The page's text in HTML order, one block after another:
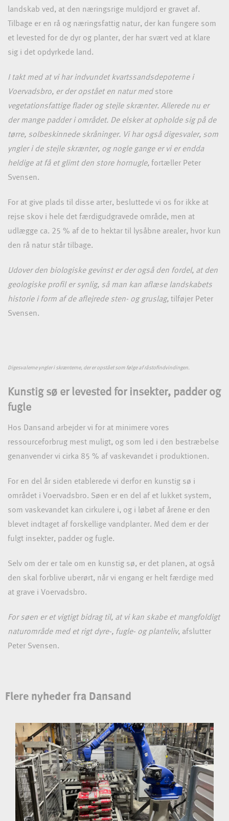
landskab ved, at den næringsrige muldjord er gravet af.
Tilbage er en rå og næringsfattig natur, der kan fungere som
et levested for de dyr og planter, der har svært ved at klare
sig i det opdyrkede land.
I takt med at vi har indvundet kvartssandsdepoterne i
Voervadsbro, er der opstået en natur med store
vegetationsfattige flader og stejle skrænter. Allerede nu er
der mange padder i området. De elsker at opholde sig på de
tørre, solbeskinnede skråninger. Vi har også digesvaler, som
yngler i de stejle skrænter, og nogle gange er vi er endda
heldige at få et glimt den store hornugle, fortæller Peter
Svensen.
For at give plads til disse arter, besluttede vi os for ikke at
rejse skov i hele det færdigudgravede område, men at
udlægge ca. 25 % af de to hektar til lysåbne arealer, hvor kun
den rå natur står tilbage.
Udover den biologiske gevinst er der også den fordel, at den
geologiske profil er synlig, så man kan aflæse landskabets
historie i form af de aflejrede sten- og gruslag, tilføjer Peter
Svensen.
Digesvalerne yngler i skrænterne, der er opstået som følge af råstofindvindingen.
Kunstig sø er levested for insekter, padder og
fugle
Hos Dansand arbejder vi for at minimere vores
ressourceforbrug mest muligt, og som led i den bestræbelse
genanvender vi cirka 85 % af vaskevandet i produktionen.
For en del år siden etablerede vi derfor en kunstig sø i
området i Voervadsbro. Søen er en del af et lukket system,
som vaskevandet kan cirkulere i, og i løbet af årene er den
blevet indtaget af forskellige vandplanter. Med dem er der
fulgt insekter, padder og fugle.
Selv om der er tale om en kunstig sø, er det planen, at også
den skal forblive uberørt, når vi engang er helt færdige med
at grave i Voervadsbro.
For søen er et vigtigt bidrag til, at vi kan skabe et mangfoldigt
naturområde med et rigt dyre-, fugle- og planteliv, afslutter
Peter Svensen.
Flere nyheder fra Dansand